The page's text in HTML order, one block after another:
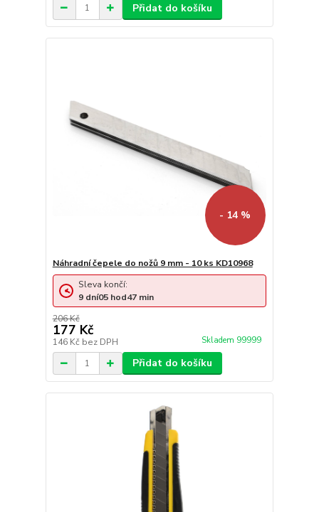
Přidat do košíku
- 14 %
Náhradní čepele do nožů 9 mm - 10 ks KD10968
206 Kč
177 Kč
146 Kč bez DPH Skladem 99999
Sleva končí:
9 dní05 hod47 min
Přidat do košíku